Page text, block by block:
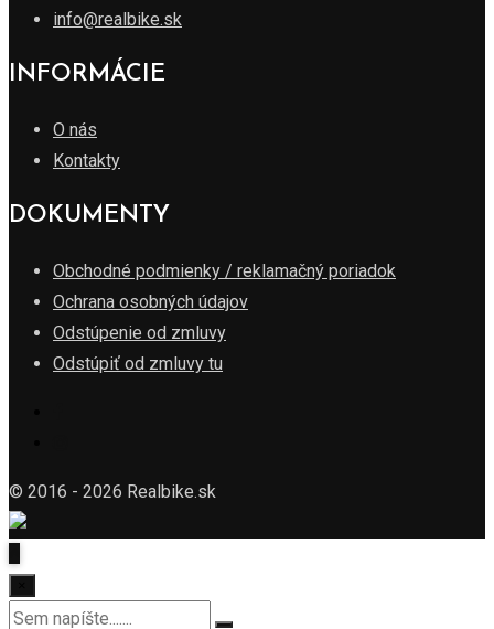
info@realbike.sk
INFORMÁCIE
O nás
Kontakty
DOKUMENTY
Obchodné podmienky / reklamačný poriadok
Ochrana osobných údajov
Odstúpenie od zmluvy
Odstúpiť od zmluvy tu
© 2016 - 2026 Realbike.sk